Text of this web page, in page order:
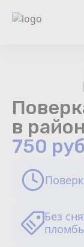
Счетчики
Услуги
Районы
Аршин
в
750 руб
Без